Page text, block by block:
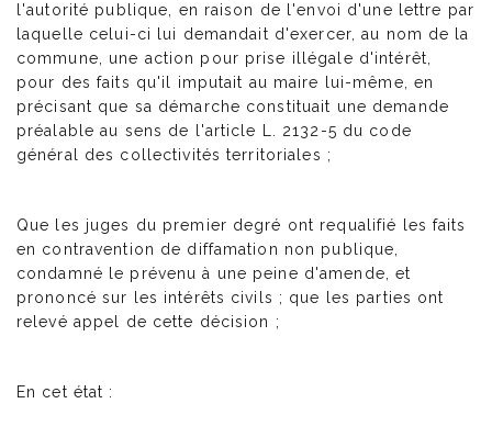
l'autorité publique, en raison de l'envoi d'une lettre par
laquelle celui-ci lui demandait d'exercer, au nom de la
commune, une action pour prise illégale d'intérêt,
pour des faits qu'il imputait au maire lui-même, en
précisant que sa démarche constituait une demande
préalable au sens de l'article L. 2132-5 du code
général des collectivités territoriales ;
Que les juges du premier degré ont requalifié les faits
en contravention de diffamation non publique,
condamné le prévenu à une peine d'amende, et
prononcé sur les intérêts civils ; que les parties ont
relevé appel de cette décision ;
En cet état :